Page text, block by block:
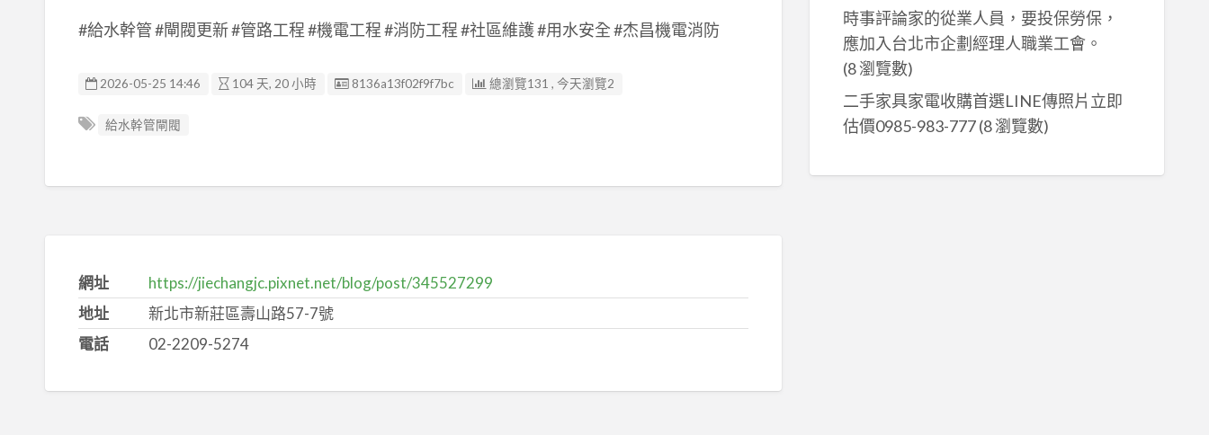
#給水幹管 #閘閥更新 #管路工程 #機電工程 #消防工程 #社區維護 #用水安全 #杰昌機電消防
2026-05-25 14:46 104 天, 20 小時 廣告编號
8136a13f02f9f7bc 總瀏覽131 , 今天瀏覽2
給水幹管閘閥
網址
https://jiechangjc.pixnet.net/blog/post/345527299
地址
新北市新莊區壽山路57-7號
電話
02-2209-5274
時事評論家的從業人員，要投保勞保，
應加入台北市企劃經理人職業工會。
(8 瀏覽數)
二手家具家電收購首選LINE傳照片立即
估價0985-983-777(8 瀏覽數)